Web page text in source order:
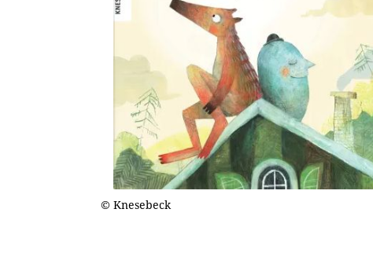
© Knesebeck